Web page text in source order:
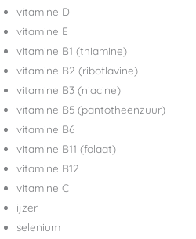
vitamine D
vitamine E
vitamine B1 (thiamine)
vitamine B2 (riboflavine)
vitamine B3 (niacine)
vitamine B5 (pantotheenzuur)
vitamine B6
vitamine B11 (folaat)
vitamine B12
vitamine C
ijzer
selenium